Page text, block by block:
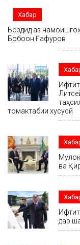
Хабар
Боздид аз
Бобоҷон Ғафуров
томактабии хусусӣ
ва
дар